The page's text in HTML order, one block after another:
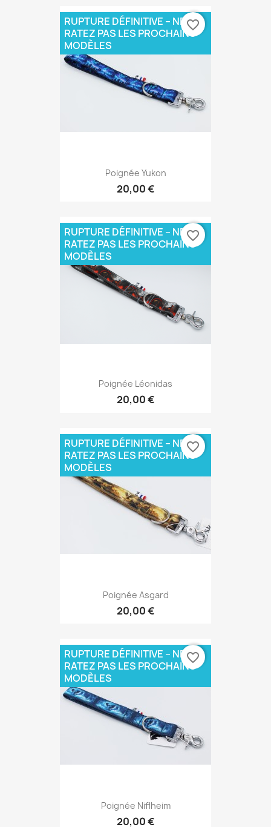
Poignée Yukon
20,00 €
RUPTURE DÉFINITIVE – NE
RATEZ PAS LES PROCHAINS
MODÈLES
favorite_border
Poignée Léonidas
20,00 €
RUPTURE DÉFINITIVE – NE
RATEZ PAS LES PROCHAINS
MODÈLES
favorite_border
Poignée Asgard
20,00 €
RUPTURE DÉFINITIVE – NE
RATEZ PAS LES PROCHAINS
MODÈLES
favorite_border
Poignée Niflheim
20,00 €
RUPTURE DÉFINITIVE – NE
RATEZ PAS LES PROCHAINS
MODÈLES
favorite_border